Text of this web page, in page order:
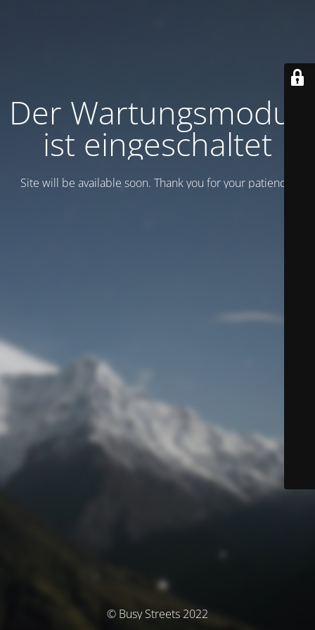
Der Wartungsmodus
ist eingeschaltet
Site will be available soon. Thank you for your patience!
© Busy Streets 2022